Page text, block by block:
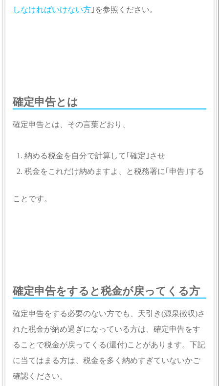
しなければいけない方 ｣を参照ください。
確定申告とは
確定申告とは、その言葉どおり、
納める税金を自分で計算して｢確定｣させ
税金をこれだけ納めますよ、と税務署に｢申告｣する
ことです。
確定申告をすると税金が戻ってくる方
確定申告をする必要のない方でも、天引き(源泉徴収)さ
れた税金が納め過ぎになっている方は、確定申告をす
ることで税金が戻ってくる(還付)ことがあります。下記
に当てはまる方は、税金を多く納めすぎていないかご
確認ください。